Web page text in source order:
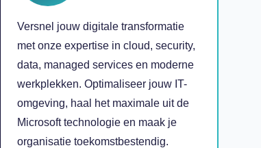
Versnel jouw digitale transformatie
met onze expertise in cloud, security,
data, managed services en moderne
werkplekken. Optimaliseer jouw IT-
omgeving, haal het maximale uit de
Microsoft technologie en maak je
organisatie toekomstbestendig.